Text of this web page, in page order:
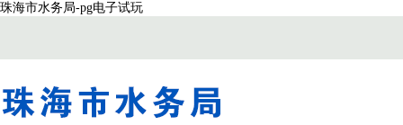
珠海市水务局-pg电子试玩